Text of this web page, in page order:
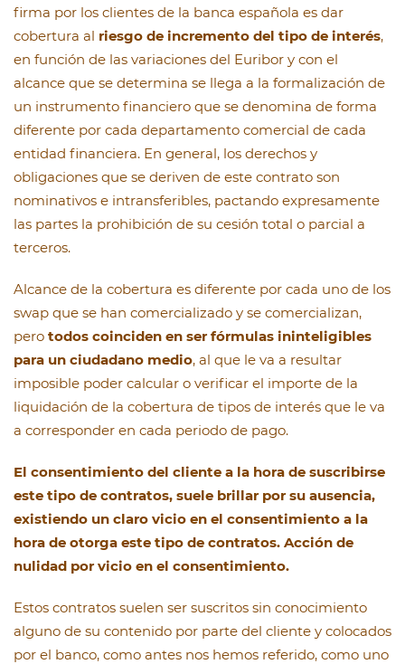
firma por los clientes de la banca española es dar
cobertura al riesgo de incremento del tipo de interés,
en función de las variaciones del Euribor y con el
alcance que se determina se llega a la formalización de
un instrumento financiero que se denomina de forma
diferente por cada departamento comercial de cada
entidad financiera. En general, los derechos y
obligaciones que se deriven de este contrato son
nominativos e intransferibles, pactando expresamente
las partes la prohibición de su cesión total o parcial a
terceros.
Alcance de la cobertura es diferente por cada uno de los
swap que se han comercializado y se comercializan,
pero todos coinciden en ser fórmulas ininteligibles
para un ciudadano medio, al que le va a resultar
imposible poder calcular o verificar el importe de la
liquidación de la cobertura de tipos de interés que le va
a corresponder en cada periodo de pago.
El consentimiento del cliente a la hora de suscribirse
este tipo de contratos, suele brillar por su ausencia,
existiendo un claro vicio en el consentimiento a la
hora de otorga este tipo de contratos. Acción de
nulidad por vicio en el consentimiento.
Estos contratos suelen ser suscritos sin conocimiento
alguno de su contenido por parte del cliente y colocados
por el banco, como antes nos hemos referido, como uno